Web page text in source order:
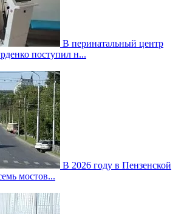
В перинатальный центр
поступил н...
В 2026 году в Пензенской
мостов...